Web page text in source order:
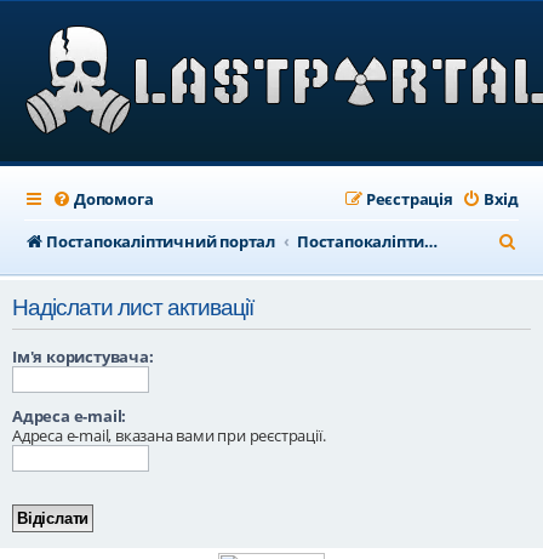
Допомога Вхід
Реєстрація
Постапокаліптичний портал
Постапокаліптичний форум
о
Надіслати лист активації
Ім'я користувача:
Адреса e-mail:
Адреса e-mail, вказана вами при реєстрації.